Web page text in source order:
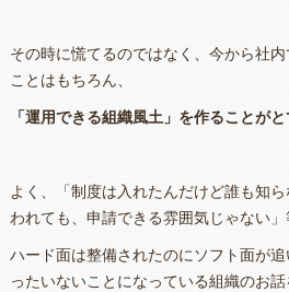
その時に慌てるのではなく、今から社
ことはもちろん、
「運用できる組織風土」を作ることが
よく、「制度は入れたんだけど誰も知
われても、申請できる雰囲気じゃない」
ハード面は整備されたのにソフト面が
ったいないことになっている組織のお話